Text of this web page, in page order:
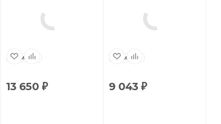
Германия
13 650 ₽
Германия
9 043 ₽